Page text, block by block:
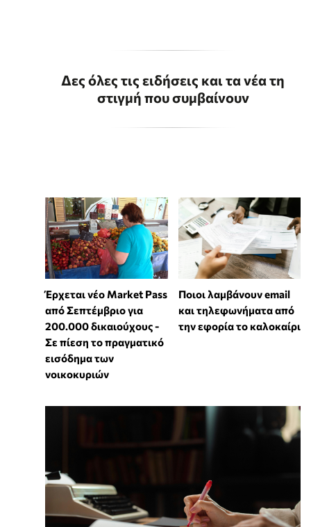
Δες όλες τις ειδήσεις και τα νέα τη
στιγμή που συμβαίνουν
Έρχεται νέο Market Pass
από Σεπτέμβριο για
200.000 δικαιούχους -
Σε πίεση το πραγματικό
εισόδημα των
νοικοκυριών
Ποιοι λαμβάνουν email
και τηλεφωνήματα από
την εφορία το καλοκαίρι